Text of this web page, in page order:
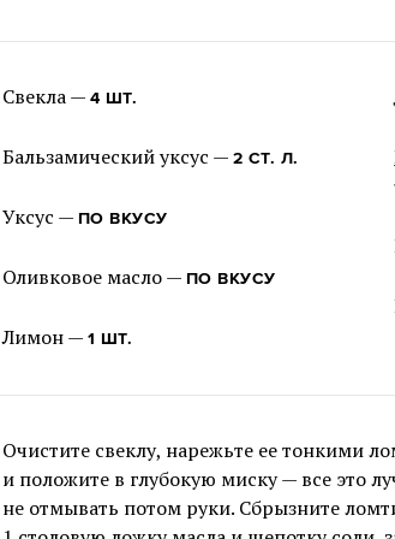
Свекла — 4 ШТ.
Бальзамический уксус — 2 СТ. Л.
Уксус — ПО ВКУСУ
Оливковое масло — ПО ВКУСУ
Лимон — 1 ШТ.
Очистите свеклу, нарежьте ее тонкими
и положите в глубокую миску — все это
не отмывать потом руки. Сбрызните